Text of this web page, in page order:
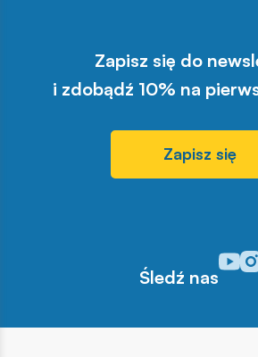
Zapisz się do
i zdobądź 10% na
Zapisz się
Śledź nas